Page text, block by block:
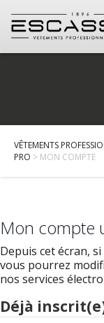
Cuisine, Hôtellerie,
BTP / Industrie
Contact
VÊTEMENTS
PRO > MON COMPTE
Mon compte
Depuis cet écran,
vous pourrez
nos services
Déjà